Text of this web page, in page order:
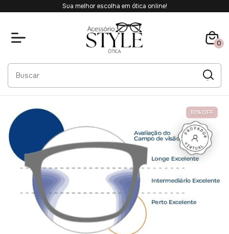
Sua melhor escolha em ótica online!
0
10% OFF